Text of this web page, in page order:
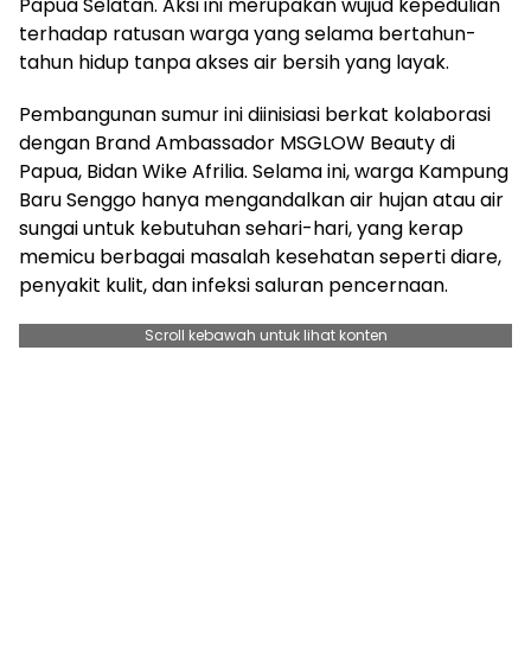
terhadap ratusan warga yang selama bertahun-
tahun hidup tanpa akses air bersih yang layak.
Pembangunan sumur ini diinisiasi berkat kolaborasi
dengan Brand Ambassador MSGLOW Beauty di
Papua, Bidan Wike Afrilia. Selama ini, warga Kampung
Baru Senggo hanya mengandalkan air hujan atau air
sungai untuk kebutuhan sehari-hari, yang kerap
memicu berbagai masalah kesehatan seperti diare,
penyakit kulit, dan infeksi saluran pencernaan.
Scroll kebawah untuk lihat konten